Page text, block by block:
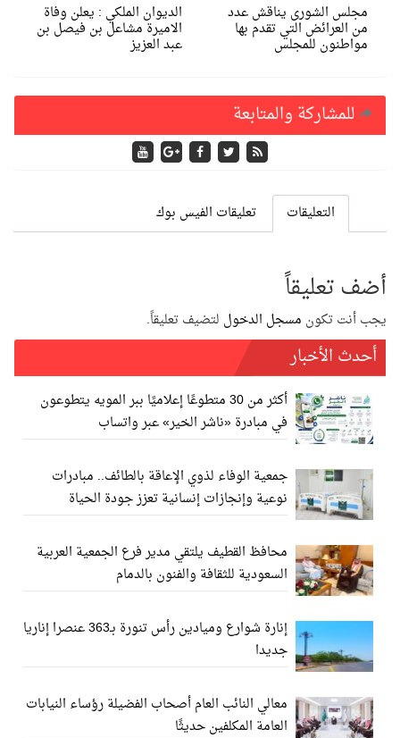
الديوان الملكي : يعلن وفاة
الاميرة مشاعل بن فيصل بن
عبد العزيز
مجلس الشورى يناقش عدد
من العرائض التي تقدم بها
مواطنون للمجلس
للمشاركة والمتابعة
التعليقات تعليقات الفيس بوك
أضف تعليقاً
يجب أنت تكون مسجل الدخول لتضيف تعليقاً.
أحدث الأخبار
أكثر من 30 متطوعًا إعلاميًا ببر المويه يتطوعون
في مبادرة «ناشر الخير» عبر واتساب
جمعية الوفاء لذوي الإعاقة بالطائف.. مبادرات
نوعية وإنجازات إنسانية تعزز جودة الحياة
محافظ القطيف يلتقي مدير فرع الجمعية العربية
السعودية للثقافة والفنون بالدمام
إنارة شوارع وميادين رأس تنورة بـ363 عنصرا إناريا
جديدا
معالي النائب العام أصحاب الفضيلة رؤساء النيابات
العامة المكلفين حديثًا